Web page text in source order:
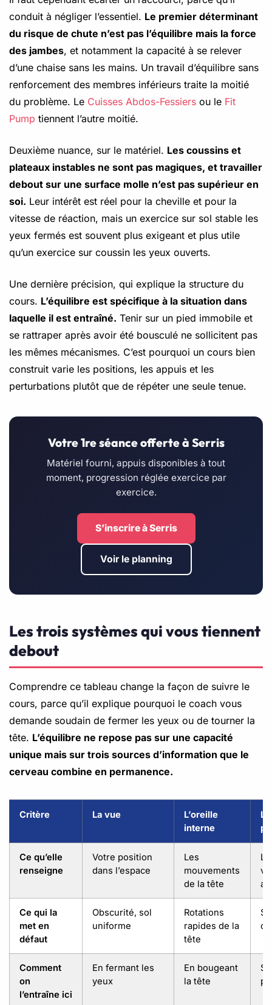
conduit à négliger l’essentiel. Le premier déterminant
du risque de chute n’est pas l’équilibre mais la force
des jambes, et notamment la capacité à se relever
d’une chaise sans les mains. Un travail d’équilibre sans
renforcement des membres inférieurs traite la moitié
du problème. Le Cuisses Abdos-Fessiers ou le Fit
Pump tiennent l’autre moitié.
Deuxième nuance, sur le matériel. Les coussins et
plateaux instables ne sont pas magiques, et travailler
debout sur une surface molle n’est pas supérieur en
soi. Leur intérêt est réel pour la cheville et pour la
vitesse de réaction, mais un exercice sur sol stable les
yeux fermés est souvent plus exigeant et plus utile
qu’un exercice sur coussin les yeux ouverts.
Une dernière précision, qui explique la structure du
cours. L’équilibre est spécifique à la situation dans
laquelle il est entraîné. Tenir sur un pied immobile et
se rattraper après avoir été bousculé ne sollicitent pas
les mêmes mécanismes. C’est pourquoi un cours bien
construit varie les positions, les appuis et les
perturbations plutôt que de répéter une seule tenue.
Votre 1re séance offerte à Serris
Matériel fourni, appuis disponibles à tout
moment, progression réglée exercice par
exercice.
S’inscrire à Serris
Voir le planning
Les trois systèmes qui vous tiennent
debout
Comprendre ce tableau change la façon de suivre le
cours, parce qu’il explique pourquoi le coach vous
demande soudain de fermer les yeux ou de tourner la
tête. L’équilibre ne repose pas sur une capacité
unique mais sur trois sources d’information que le
cerveau combine en permanence.
Critère La vue
L’oreille
interne
La
Ce qu’elle
renseigne
Votre position
dans l’espace
Les
mouvements
de la tête
Ce qui la
met en
défaut
Obscurité, sol
uniforme
Rotations
rapides de la
tête
Comment
on
l’entraîne ici
En fermant les
yeux
En bougeant
la tête